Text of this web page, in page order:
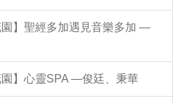
】聖經多加遇見音樂多加 —
】心靈SPA —俊廷、秉華